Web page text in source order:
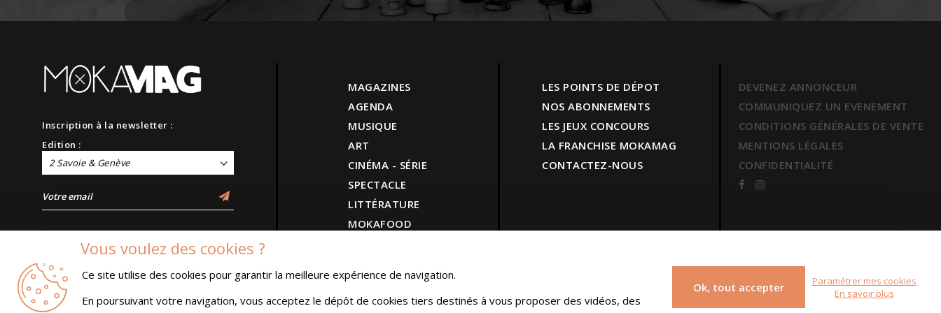
Inscription à la newsletter :
Edition :
2 Savoie & Genève
MAGAZINES
AGENDA
MUSIQUE
ART
CINÉMA - SÉRIE
SPECTACLE
LITTÉRATURE
MOKAFOOD
LES POINTS DE DÉPOT
NOS ABONNEMENTS
LES JEUX CONCOURS
LA FRANCHISE MOKAMAG
CONTACTEZ-NOUS
DEVENEZ ANNONCEUR
COMMUNIQUEZ UN EVENEMENT
CONDITIONS GÉNÉRALES DE VENTE
MENTIONS LÉGALES
CONFIDENTIALITÉ
Vous voulez des cookies ?
Ce site utilise des cookies pour garantir la meilleure expérience de navigation.
En poursuivant votre navigation, vous acceptez le dépôt de cookies tiers destinés à vous proposer des vidéos, des
Ok, tout accepter
Paramétrer mes cookies
En savoir plus